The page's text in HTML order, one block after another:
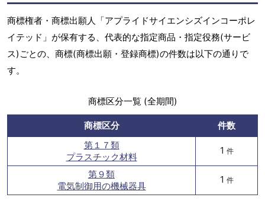
商標権者・商標出願人「アプライドサイエンシズインコーポレ
イテッド」が保有する、代表的な指定商品・指定役務(サービ
ス)ごとの、商標(商標出願・登録商標)の件数は以下の通りで
す。
商標区分一覧 (全期間)
商標区分
件数
第１７類
プラスチック材料
1 件
第９類
電気制御用の機械器具
1 件